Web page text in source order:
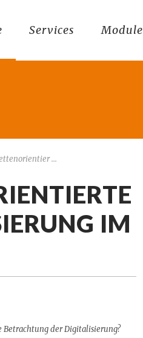
Services Module
...
IM
Betrachtung der Digitalisierung?